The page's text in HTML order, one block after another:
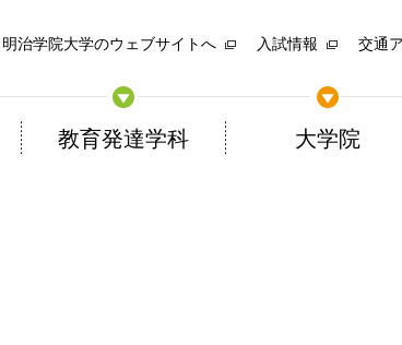
教育発達学科 大学院
明治学院大学のウェブサイトへ 入試情報 交通